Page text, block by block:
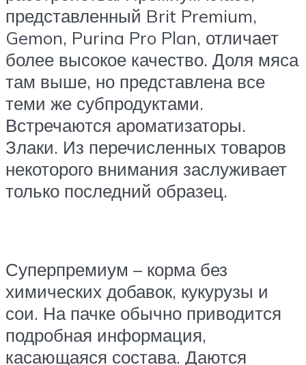
представленный Brit Premium,
Gemon, Purina Pro Plan, отличает
более высокое качество. Доля мяса
там выше, но представлена все
теми же субпродуктами.
Встречаются ароматизаторы.
Злаки. Из перечисленных товаров
некоторого внимания заслуживает
только последний образец.
Суперпремиум – корма без
химических добавок, кукурузы и
сои. На пачке обычно приводится
подробная информация,
касающаяся состава. Даются